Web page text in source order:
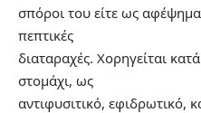
σπόροι του είτε ως
πεπτικές
διαταραχές. Χορηγείται
στομάχι, ως
αντιφυσιτικό, εφιδρωτικό,